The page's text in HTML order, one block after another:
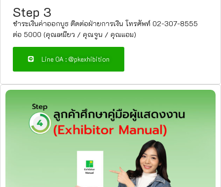
Step 3
ชำระเงินค่าออกบูธ ติดต่อฝ่ายการเงิน โทรศัพท์ 02-307-8555
ต่อ 5000 (คุณเหมียว / คุณจูน / คุณแอม)
Line OA : @pkexhibition